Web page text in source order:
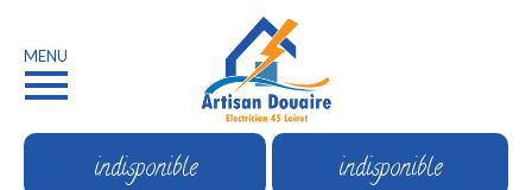
MENU
indisponible indisponible